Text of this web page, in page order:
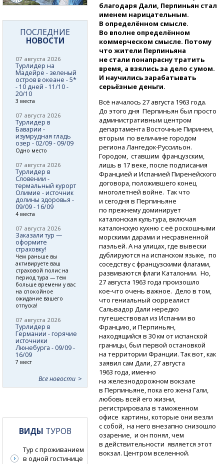
благодаря Дали, Перпиньян стал
именем нарицательным.
В определённом смысле.
Во вполне определённом
коммерческом смысле. Потому
что жители Перпиньяна
не стали понапрасну тратить
время, а взялись за дело с умом.
И научились зарабатывать
серьёзные деньги.
Всё началось 27 августа 1963 года.
До этого дня Перпиньян был просто
административным центром
департамента Восточные Пиринеи,
вторым по величине городом
регионаЛангедок-Руссильон.
Городом, ставшим французским,
лишь в 17 веке, после подписания
Францией и Испанией Пиренейского
договора, положившего конец
многолетней войне. Так что
и сегодня в Перпиньяне
по прежнему доминирует
каталонская культура, включая
каталонскую кухню с её роскошными
морскими дарами и несравненной
паэльей. А на улицах, где вывески
дублируются на испанском языке, по
соседству с французскими флагами,
развиваются флаги Каталонии. Но,
27 августа 1963 года произошло
кое-что очень важное. Дело в том,
что гениальный сюрреалист
Сальвадор Дали нередко
путешествовал из Испании во
Францию, и Перпиньян,
находящийся в 30 км от испанской
границы, был первой остановкой
на территории Франции. Так вот, как
заявил сам Дали, 27 августа
1963 года, именно
на железнодорожном вокзале
в Перпиньяне, пока его жена Гали,
любовь всей его жизни,
регистрировала в таможенном
офисе картины, которые они везли
с собой, на него внезапно снизошло
озарение, и он понял, чем
в действительности является этот
вокзал. Центром вселенной.
ПОСЛЕДНИЕ
НОВОСТИ
07 августа 2026
Турлидер на
Мадейре - зеленый
остров в океане - 5*
- 10 дней - 11/10 -
20/10
3 места
07 августа 2026
Турлидер в
Баварии -
изумрудная гладь
озер - 02/09 - 09/09
Одно место
07 августа 2026
Турлидер в
Словении -
термальный курорт
Олимие - источник
долины здоровья -
09/09 - 16/09
4 места
07 августа 2026
Заказали тур —
оформите
страховку!
Чем раньше вы
активируете ваш
страховой полис на
период тура — тем
больше времени у вас
на спокойное
ожидание вашего
отпуска!
07 августа 2026
Турлидер в
Германии - горячие
источники
Люнебурга - 09/09 -
16/09
7 мест
Все новости
ВИДЫ ТУРОВ
Тур с проживанием
в одной гостинице